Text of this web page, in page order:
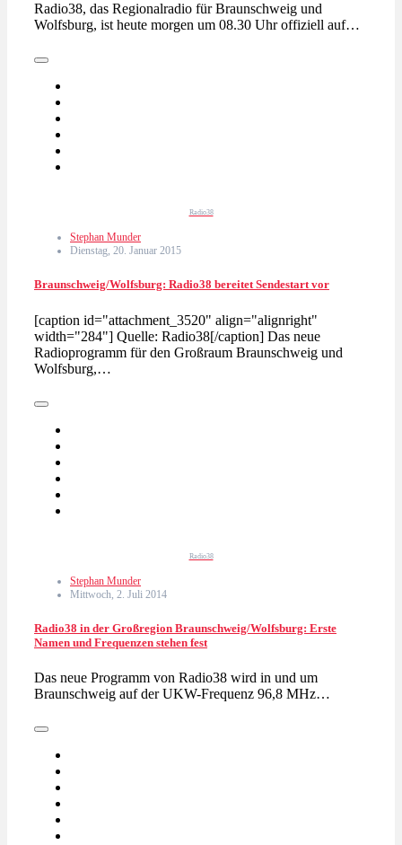
Radio38, das Regionalradio für Braunschweig und
Wolfsburg, ist heute morgen um 08.30 Uhr offiziell auf…
Radio38
Stephan Munder
Dienstag, 20. Januar 2015
Braunschweig/Wolfsburg: Radio38 bereitet Sendestart vor
[caption id="attachment_3520" align="alignright"
width="284"] Quelle: Radio38[/caption] Das neue
Radioprogramm für den Großraum Braunschweig und
Wolfsburg,…
Radio38
Stephan Munder
Mittwoch, 2. Juli 2014
Radio38 in der Großregion Braunschweig/Wolfsburg: Erste
Namen und Frequenzen stehen fest
Das neue Programm von Radio38 wird in und um
Braunschweig auf der UKW-Frequenz 96,8 MHz…